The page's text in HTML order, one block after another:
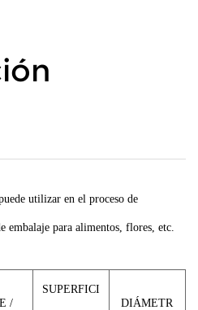
utilizar en el proceso de
embalaje para alimentos, flores, etc.
/
SUPERFICI
DIÁMETR